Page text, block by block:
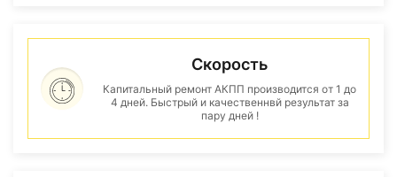
Скорость
Капитальный ремонт АКПП производится от 1 до
4 дней. Быстрый и качественнвй результат за
пару дней !